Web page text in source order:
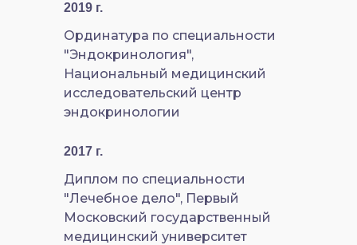
2019 г.
Ординатура по специальности
"Эндокринология",
Национальный медицинский
исследовательский центр
эндокринологии
2017 г.
Диплом по специальности
"Лечебное дело", Первый
Московский государственный
медицинский университет